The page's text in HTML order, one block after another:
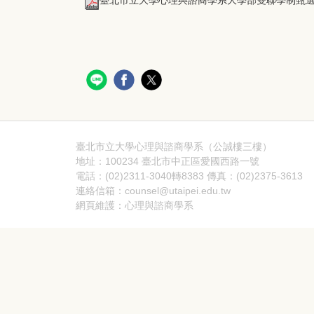
臺北市立大學心理與諮商學系（公誠樓三樓）
地址：100234 臺北市中正區愛國西路一號
電話：(02)2311-3040轉8383 傳真：(02)2375-3613
連絡信箱：counsel@utaipei.edu.tw
網頁維護：心理與諮商學系